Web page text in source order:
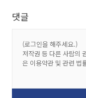
댓글